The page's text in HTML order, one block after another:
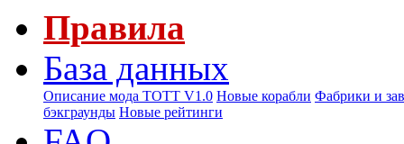
Правила
База данных
Описание мода ТОТТ V1.0 Новые корабли Фабрики и
бэкграунды Новые рейтинги